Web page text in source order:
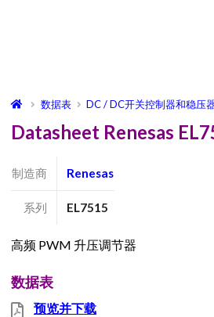
数据表 DC / DC开关控制器和稳压
Datasheet Renesas
制造商 Renesas
系列 EL7515
高频 PWM 升压调节器
数据表
预览并下载